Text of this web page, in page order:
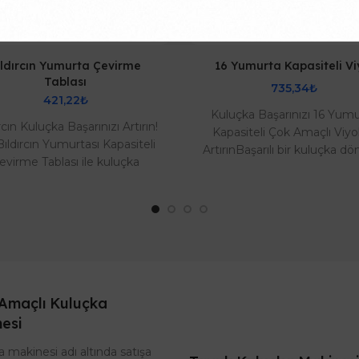
Yumurta Çevirme
Tablası
421,22₺
Kuluçka Başarınızı Artırın!
Yumurtası Kapasiteli
Tablası ile kuluçka
16 Yumurta Kapasiteli
735,34₺
Kuluçka Başarınızı 16
Kapasiteli Çok Amaçlı
ArtırınBaşarılı bir kuluçka
Kuluçka
makinesi adı altında satışa